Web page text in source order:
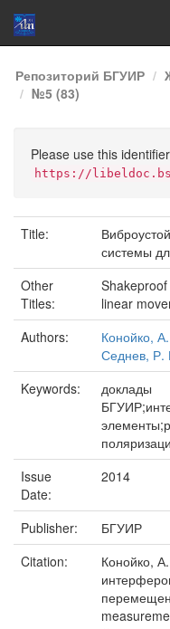
Skip
navigation
Репозиторий БГУИР
№5 (83)
Please use this
https://
Title:
системы
Other
Titles:
linear
Authors:
Конойко,
Седнев, Р.
Keywords:
доклады
Issue
Date:
2014
Publisher:
БГУИР
Citation:
Конойко,